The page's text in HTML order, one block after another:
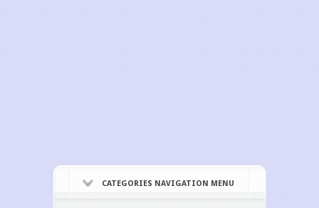
CATEGORIES NAVIGATION MENU